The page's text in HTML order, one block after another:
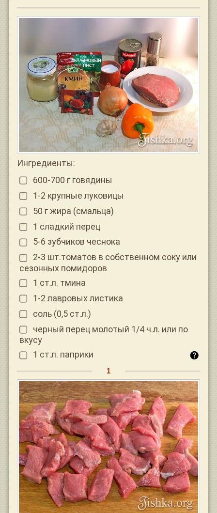
Ингредиенты:
600-700 г говядины
1-2 крупные луковицы
50 г жира (смальца)
1 сладкий перец
5-6 зубчиков чеснока
2-3 шт.томатов в собственном соку или
сезонных помидоров
1 ст.л. тмина
1-2 лавровых листика
соль (0,5 ст.л.)
черный перец молотый 1/4 ч.л. или по
вкусу
1 ст.л. паприки